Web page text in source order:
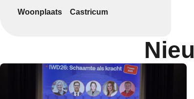
Woonplaats Castricum